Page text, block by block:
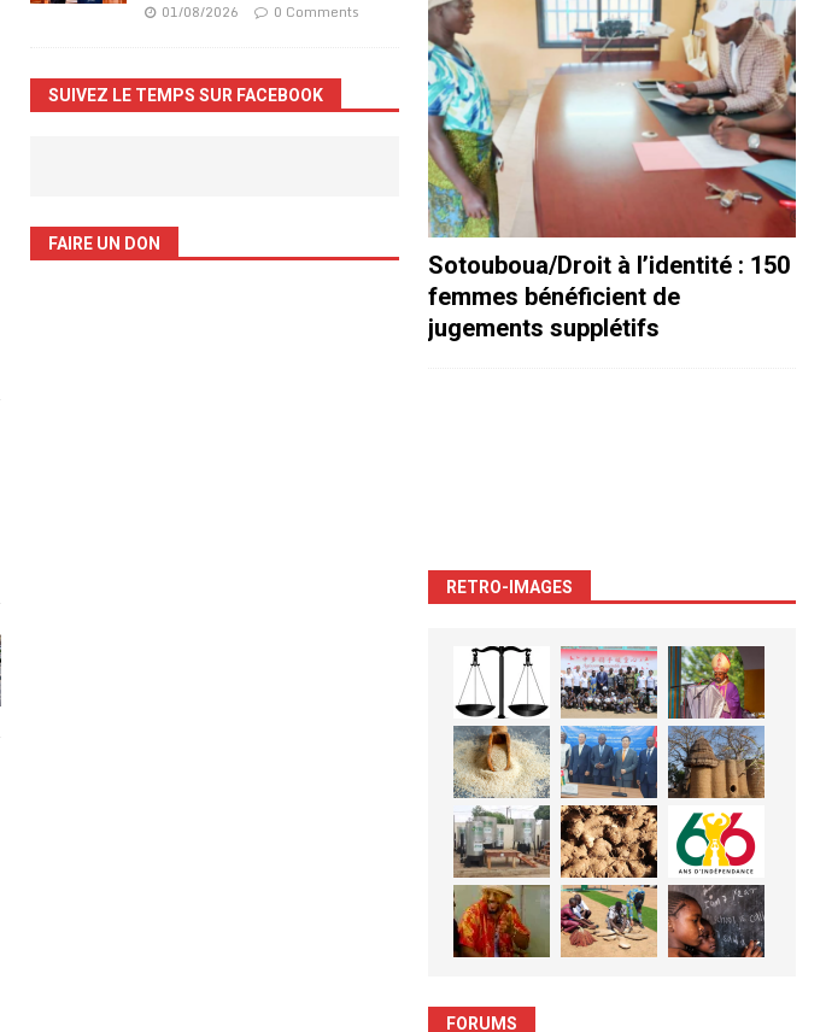
01/08/2026 0 Comments
SUIVEZ LE TEMPS SUR FACEBOOK
FAIRE UN DON
Sotouboua/Droit à l’identité : 150
femmes bénéficient de
jugements supplétifs
RETRO-IMAGES
FORUMS